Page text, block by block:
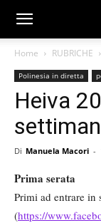
Home RUBRICHE
Polinesia in diretta
Heiva
Di Manuela Macori -
Prima serata
Primi ad entrare in
(https://